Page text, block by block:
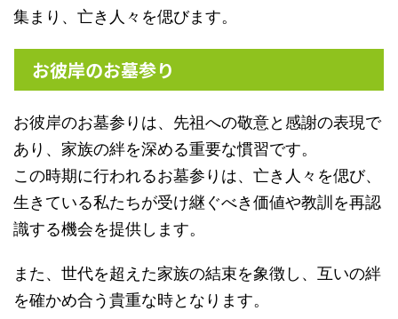
集まり、亡き人々を偲びます。
お彼岸のお墓参り
お彼岸のお墓参りは、先祖への敬意と感謝の表現で
あり、家族の絆を深める重要な慣習です。
この時期に行われるお墓参りは、亡き人々を偲び、
生きている私たちが受け継ぐべき価値や教訓を再認
識する機会を提供します。
また、世代を超えた家族の結束を象徴し、互いの絆
を確かめ合う貴重な時となります。